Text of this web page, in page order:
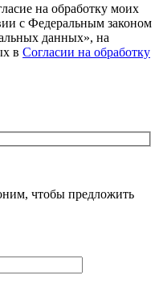
на обработку моих
с Федеральным законом
данных», на
в Согласии на обработку
чтобы предложить